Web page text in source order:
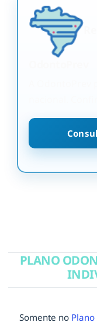
PLANO
Somente no